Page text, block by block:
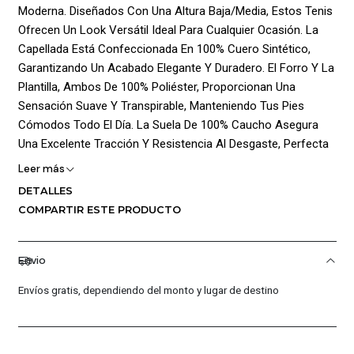
Moderna. Diseñados Con Una Altura Baja/Media, Estos Tenis
Ofrecen Un Look Versátil Ideal Para Cualquier Ocasión. La
Capellada Está Confeccionada En 100% Cuero Sintético,
Garantizando Un Acabado Elegante Y Duradero. El Forro Y La
Plantilla, Ambos De 100% Poliéster, Proporcionan Una
Sensación Suave Y Transpirable, Manteniendo Tus Pies
Cómodos Todo El Día. La Suela De 100% Caucho Asegura
Una Excelente Tracción Y Resistencia Al Desgaste, Perfecta
Para Un Uso Prolongado. El Icónico Logo De Converse Está
Haciéndolos Ideales Para Quienes Buscan Un Calzado
Práctico Sin Sacrificar El Estilo.
¡Ventajas De Comprar En Pacific Sport Colombia!:
Leer más
DETALLES
COMPARTIR ESTE PRODUCTO
Envio
Envíos gratis, dependiendo del monto y lugar de destino